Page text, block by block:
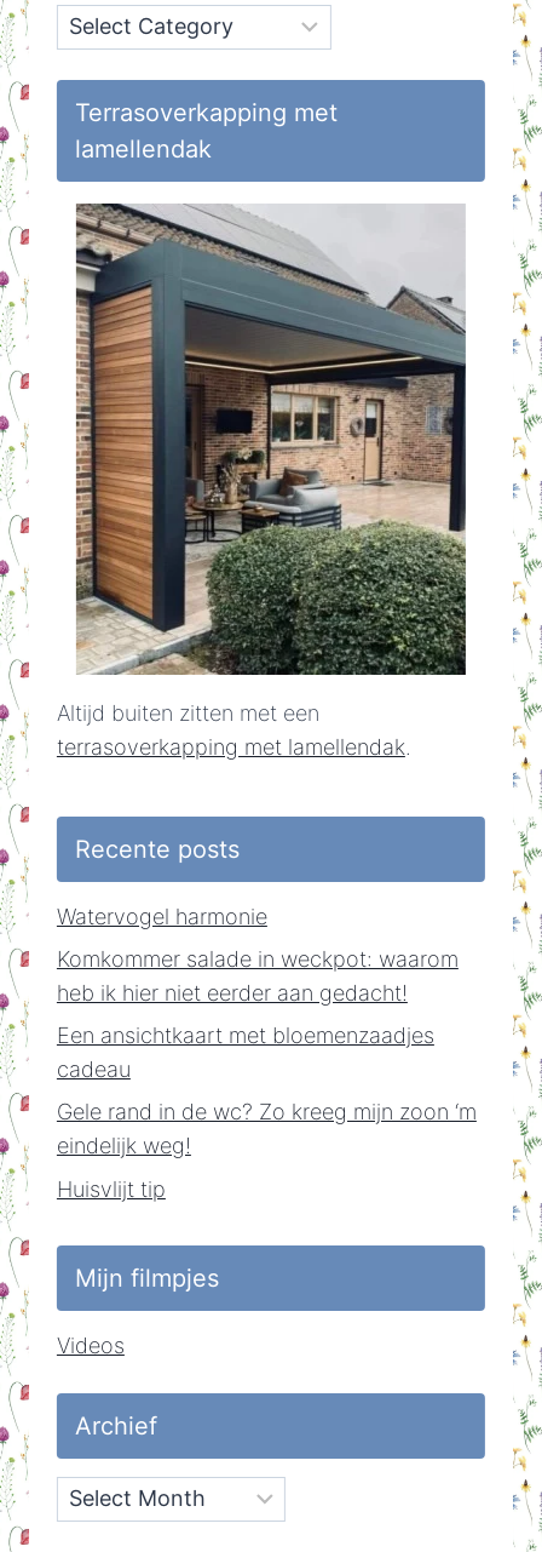
Onderwerpen
op
Huisvlijt
Terrasoverkapping met
lamellendak
Altijd buiten zitten met een
terrasoverkapping met lamellendak.
Recente posts
Watervogel harmonie
Komkommer salade in weckpot: waarom
heb ik hier niet eerder aan gedacht!
Een ansichtkaart met bloemenzaadjes
cadeau
Gele rand in de wc? Zo kreeg mijn zoon ‘m
eindelijk weg!
Huisvlijt tip
Mijn filmpjes
Videos
Archief
Archief